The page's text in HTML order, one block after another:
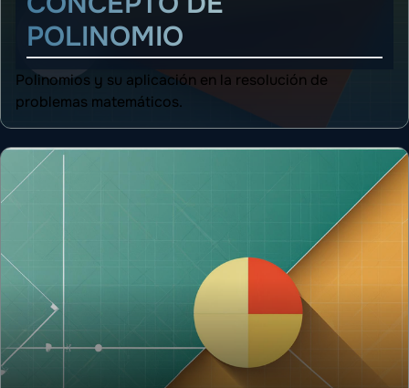
POLINOMIO
Polinomios y su aplicación en la resolución de
problemas matemáticos.